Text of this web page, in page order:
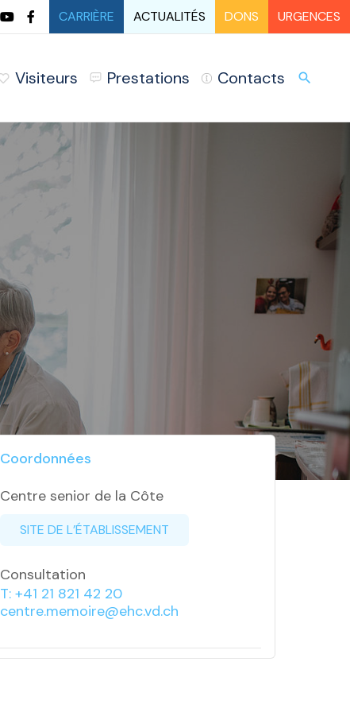
CARRIÈRE ACTUALITÉS DONS URGENCES
Visiteurs Prestations Contacts search
Coordonnées
Centre senior de la Côte
SITE DE L’ÉTABLISSEMENT
Consultation
T: +41 21 821 42 20
centre.memoire@ehc.vd.ch